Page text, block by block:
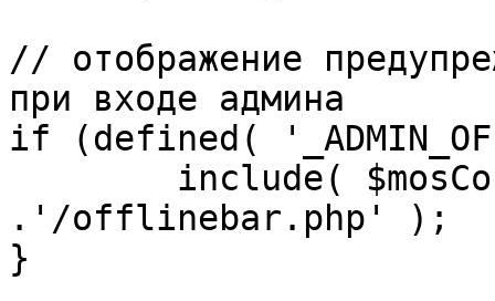
// отображение
при входе админа
if (defined(
.'/offlinebar.php' );
}